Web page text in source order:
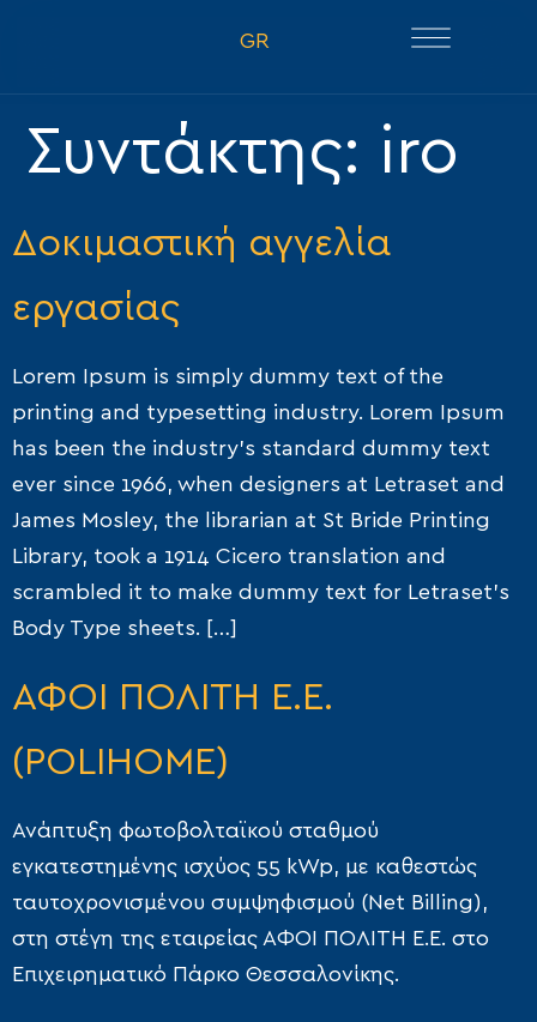
GR
Συντάκτης: iro
Δοκιμαστική αγγελία
εργασίας
Lorem Ipsum is simply dummy text of the
printing and typesetting industry. Lorem Ipsum
has been the industry’s standard dummy text
ever since 1966, when designers at Letraset and
James Mosley, the librarian at St Bride Printing
Library, took a 1914 Cicero translation and
scrambled it to make dummy text for Letraset’s
Body Type sheets. […]
ΑΦΟΙ ΠΟΛΙΤΗ Ε.Ε.
(POLIHOME)
Ανάπτυξη φωτοβολταϊκού σταθμού
εγκατεστημένης ισχύος 55 kWp, με καθεστώς
ταυτοχρονισμένου συμψηφισμού (Net Billing),
στη στέγη της εταιρείας ΑΦΟΙ ΠΟΛΙΤΗ Ε.Ε. στο
Επιχειρηματικό Πάρκο Θεσσαλονίκης.